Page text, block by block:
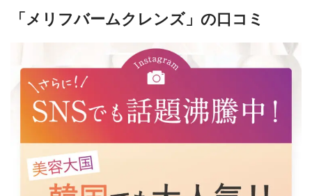
「メリフバームクレンズ」の口コミ